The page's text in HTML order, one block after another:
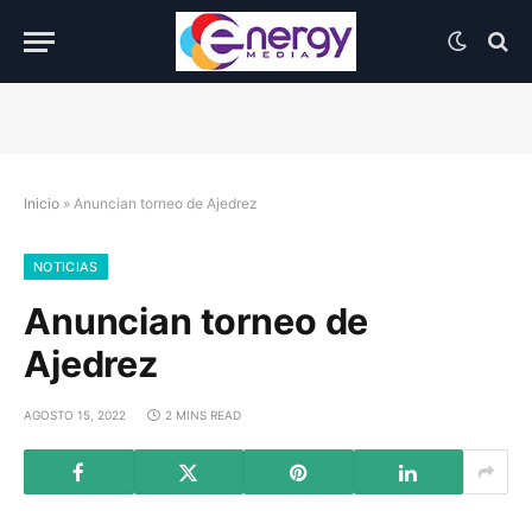
Inicio » Anuncian torneo de Ajedrez
NOTICIAS
Anuncian torneo de
Ajedrez
AGOSTO 15, 2022 2 MINS READ